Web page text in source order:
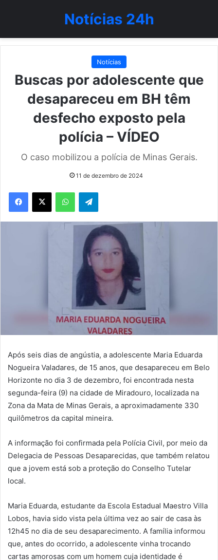
Notícias 24h
Notícias
Buscas por adolescente que
desapareceu em BH têm
desfecho exposto pela
polícia – VÍDEO
O caso mobilizou a polícia de Minas Gerais.
11 de dezembro de 2024
WhatsAppTelegram
Após seis dias de angústia, a adolescente Maria Eduarda
Nogueira Valadares, de 15 anos, que desapareceu em Belo
Horizonte no dia 3 de dezembro, foi encontrada nesta
segunda-feira (9) na cidade de Miradouro, localizada na
Zona da Mata de Minas Gerais, a aproximadamente 330
quilômetros da capital mineira.
A informação foi confirmada pela Polícia Civil, por meio da
Delegacia de Pessoas Desaparecidas, que também relatou
que a jovem está sob a proteção do Conselho Tutelar
local.
Maria Eduarda, estudante da Escola Estadual Maestro Villa
Lobos, havia sido vista pela última vez ao sair de casa às
12h45 no dia de seu desaparecimento. A família informou
que, antes do ocorrido, a adolescente vinha trocando
cartas amorosas com um homem cuja identidade é